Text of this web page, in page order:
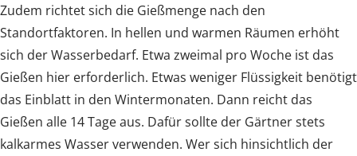
Zudem richtet sich die Gießmenge nach den
Standortfaktoren. In hellen und warmen Räumen erhöht
sich der Wasserbedarf. Etwa zweimal pro Woche ist das
Gießen hier erforderlich. Etwas weniger Flüssigkeit benötigt
das Einblatt in den Wintermonaten. Dann reicht das
Gießen alle 14 Tage aus. Dafür sollte der Gärtner stets
kalkarmes Wasser verwenden. Wer sich hinsichtlich der